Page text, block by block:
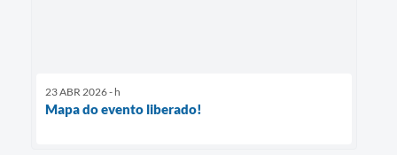
23 ABR 2026 - h
Mapa do evento liberado!